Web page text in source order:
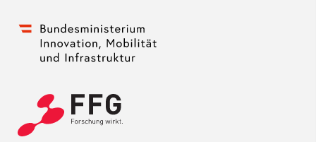
b
l
t